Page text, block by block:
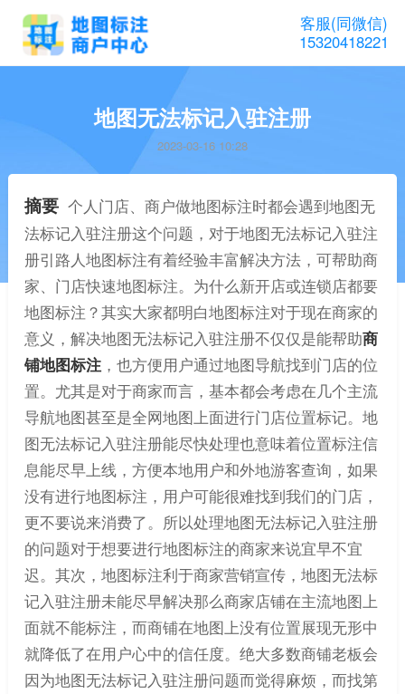
客服(同微信)
15320418221
地图无法标记入驻注册
2023-03-16 10:28
摘要 个人门店、商户做地图标注时都会遇到地图无
法标记入驻注册这个问题，对于地图无法标记入驻注
册引路人地图标注有着经验丰富解决方法，可帮助商
家、门店快速地图标注。为什么新开店或连锁店都要
地图标注？其实大家都明白地图标注对于现在商家的
意义，解决地图无法标记入驻注册不仅仅是能帮助商
铺地图标注，也方便用户通过地图导航找到门店的位
置。尤其是对于商家而言，基本都会考虑在几个主流
导航地图甚至是全网地图上面进行门店位置标记。地
图无法标记入驻注册能尽快处理也意味着位置标注信
息能尽早上线，方便本地用户和外地游客查询，如果
没有进行地图标注，用户可能很难找到我们的门店，
更不要说来消费了。所以处理地图无法标记入驻注册
的问题对于想要进行地图标注的商家来说宜早不宜
迟。其次，地图标注利于商家营销宣传，地图无法标
记入驻注册未能尽早解决那么商家店铺在主流地图上
面就不能标注，而商铺在地图上没有位置展现无形中
就降低了在用户心中的信任度。绝大多数商铺老板会
因为地图无法标记入驻注册问题而觉得麻烦，而找第